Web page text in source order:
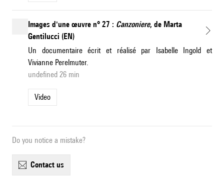
Images d'une œuvre n° 27 : Canzoniere, de Marta
Gentilucci (EN)
Un documentaire écrit et réalisé par Isabelle Ingold et
Vivianne Perelmuter.
undefined 26 min
Video
Do you notice a mistake?
contact us